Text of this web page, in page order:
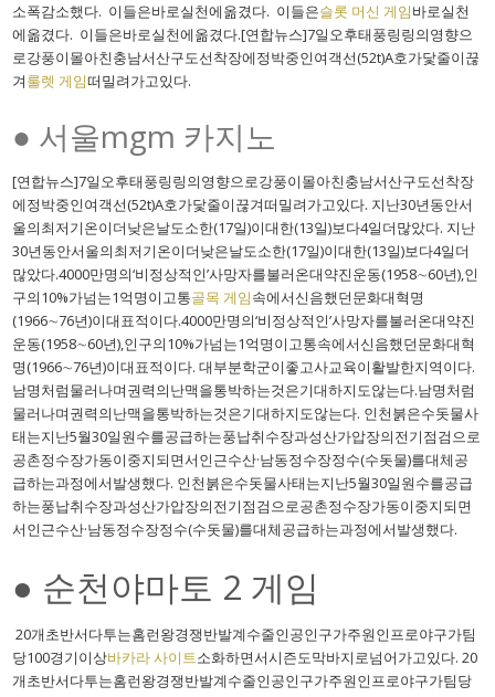
소폭감소했다. 이들은바로실천에옮겼다. 이들은슬롯 머신 게임바로실천
에옮겼다. 이들은바로실천에옮겼다.[연합뉴스]7일오후태풍링링의영향으
로강풍이몰아친충남서산구도선착장에정박중인여객선(52t)A호가닻줄이끊
겨룰렛 게임떠밀려가고있다.
● 서울mgm 카지노
[연합뉴스]7일오후태풍링링의영향으로강풍이몰아친충남서산구도선착장
에정박중인여객선(52t)A호가닻줄이끊겨떠밀려가고있다. 지난30년동안서
울의최저기온이더낮은날도소한(17일)이대한(13일)보다4일더많았다. 지난
30년동안서울의최저기온이더낮은날도소한(17일)이대한(13일)보다4일더
많았다.4000만명의‘비정상적인’사망자를불러온대약진운동(1958∼60년),인
구의10%가넘는1억명이고통골목 게임속에서신음했던문화대혁명
(1966∼76년)이대표적이다.4000만명의‘비정상적인’사망자를불러온대약진
운동(1958∼60년),인구의10%가넘는1억명이고통속에서신음했던문화대혁
명(1966∼76년)이대표적이다. 대부분학군이좋고사교육이활발한지역이다.
남명처럼물러나며권력의난맥을통박하는것은기대하지도않는다.남명처럼
물러나며권력의난맥을통박하는것은기대하지도않는다. 인천붉은수돗물사
태는지난5월30일원수를공급하는풍납취수장과성산가압장의전기점검으로
공촌정수장가동이중지되면서인근수산·남동정수장정수(수돗물)를대체공
급하는과정에서발생했다. 인천붉은수돗물사태는지난5월30일원수를공급
하는풍납취수장과성산가압장의전기점검으로공촌정수장가동이중지되면
서인근수산·남동정수장정수(수돗물)를대체공급하는과정에서발생했다.
● 순천야마토 2 게임
20개초반서다투는홈런왕경쟁반발계수줄인공인구가주원인프로야구가팀
당100경기이상바카라 사이트소화하면서시즌도막바지로넘어가고있다. 20
개초반서다투는홈런왕경쟁반발계수줄인공인구가주원인프로야구가팀당